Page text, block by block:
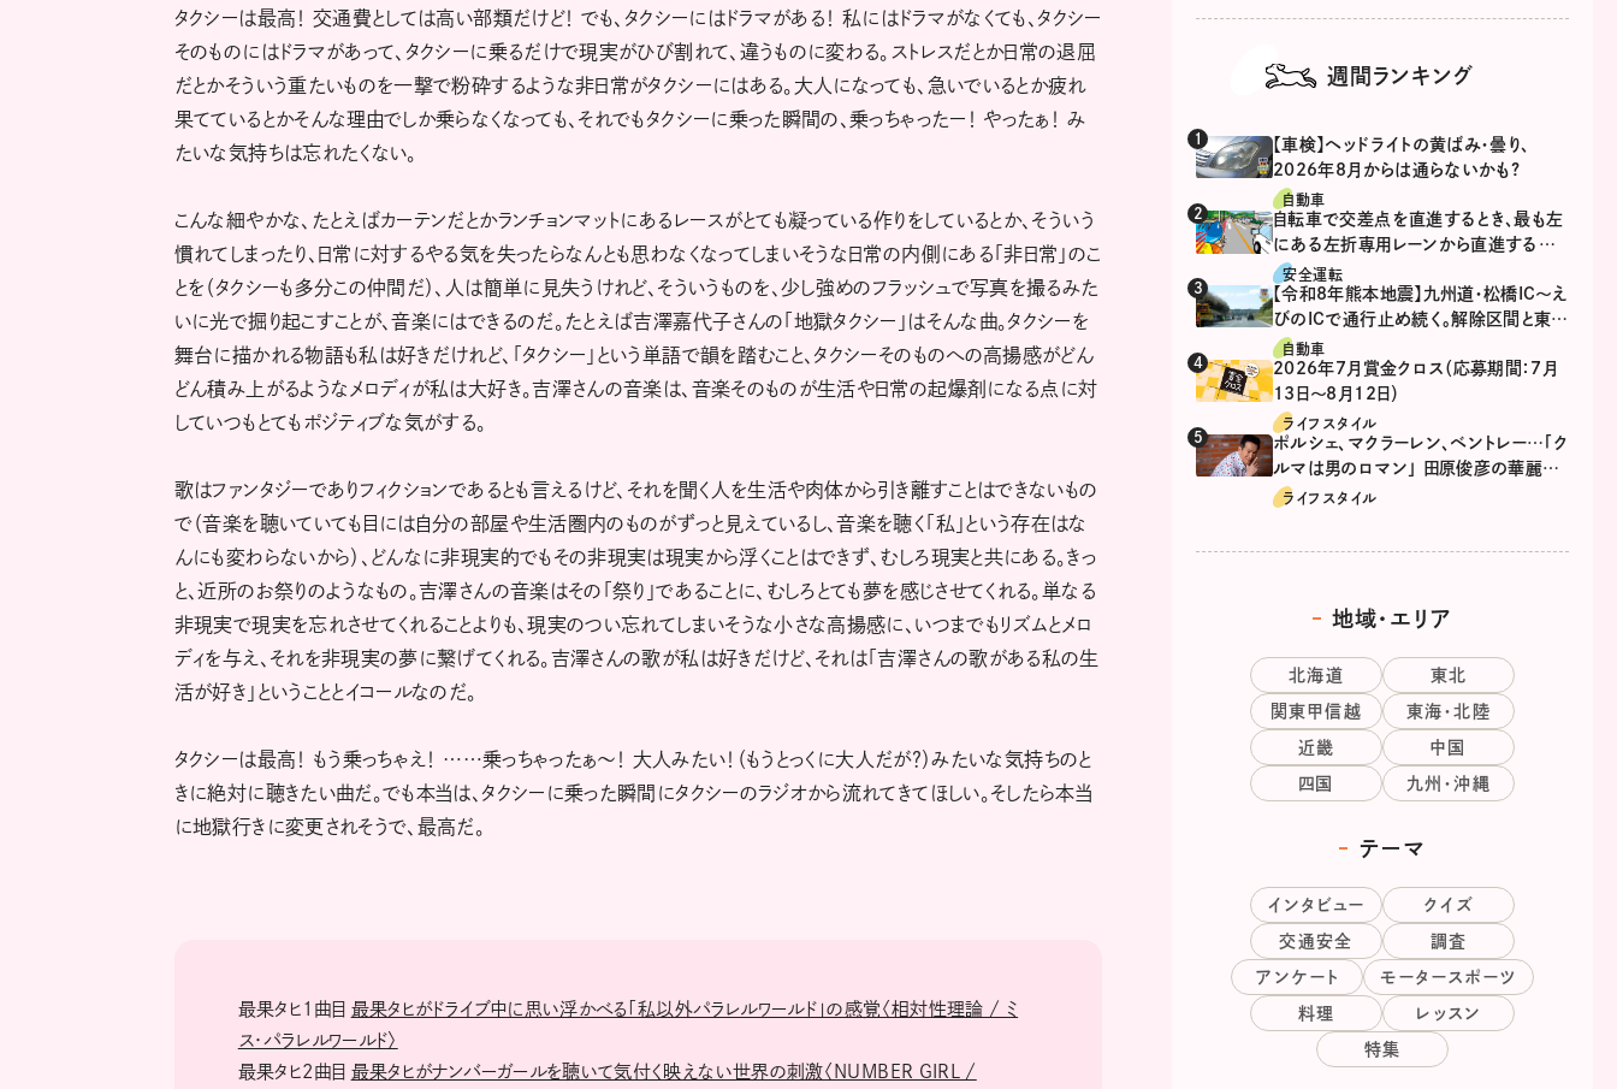
タクシーは最高！ 交通費としては高い部類だけど！ でも、タクシーにはドラマがある！ 私にはドラマがなくても、タクシー
そのものにはドラマがあって、タクシーに乗るだけで現実がひび割れて、違うものに変わる。ストレスだとか日常の退屈
だとかそういう重たいものを一撃で粉砕するような非日常がタクシーにはある。大人になっても、急いでいるとか疲れ
果てているとかそんな理由でしか乗らなくなっても、それでもタクシーに乗った瞬間の、乗っちゃったー！ やったぁ！ み
たいな気持ちは忘れたくない。
こんな細やかな、たとえばカーテンだとかランチョンマットにあるレースがとても凝っている作りをしているとか、そういう
慣れてしまったり、日常に対するやる気を失ったらなんとも思わなくなってしまいそうな日常の内側にある「非日常」のこ
とを（タクシーも多分この仲間だ）、人は簡単に見失うけれど、そういうものを、少し強めのフラッシュで写真を撮るみた
いに光で掘り起こすことが、音楽にはできるのだ。たとえば吉澤嘉代子さんの「地獄タクシー」はそんな曲。タクシーを
舞台に描かれる物語も私は好きだけれど、「タクシー」という単語で韻を踏むこと、タクシーそのものへの高揚感がどん
どん積み上がるようなメロディが私は大好き。吉澤さんの音楽は、音楽そのものが生活や日常の起爆剤になる点に対
していつもとてもポジティブな気がする。
歌はファンタジーでありフィクションであるとも言えるけど、それを聞く人を生活や肉体から引き離すことはできないもの
で（音楽を聴いていても目には自分の部屋や生活圏内のものがずっと見えているし、音楽を聴く「私」という存在はな
んにも変わらないから）、どんなに非現実的でもその非現実は現実から浮くことはできず、むしろ現実と共にある。きっ
と、近所のお祭りのようなもの。吉澤さんの音楽はその「祭り」であることに、むしろとても夢を感じさせてくれる。単なる
非現実で現実を忘れさせてくれることよりも、現実のつい忘れてしまいそうな小さな高揚感に、いつまでもリズムとメロ
ディを与え、それを非現実の夢に繋げてくれる。吉澤さんの歌が私は好きだけど、それは「吉澤さんの歌がある私の生
活が好き」ということとイコールなのだ。
タクシーは最高！ もう乗っちゃえ！ ……乗っちゃったぁ〜！ 大人みたい！（もうとっくに大人だが？）みたいな気持ちのと
きに絶対に聴きたい曲だ。でも本当は、タクシーに乗った瞬間にタクシーのラジオから流れてきてほしい。そしたら本当
に地獄行きに変更されそうで、最高だ。
最果タヒ1曲目 最果タヒがドライブ中に思い浮かべる「私以外パラレルワールド」の感覚〈相対性理論 / ミ
ス・パラレルワールド〉
最果タヒ2曲目 最果タヒがナンバーガールを聴いて気付く映えない世界の刺激〈NUMBER GIRL /
週間ランキング
【車検】ヘッドライトの黄ばみ・曇り、
2026年8月からは通らないかも?
自動車
自転車で交差点を直進するとき、最も左
にある左折専用レーンから直進するの
は、違反？
安全運転
【令和8年熊本地震】九州道・松橋IC～え
びのICで通行止め続く。解除区間と東九
州道の迂回ルート
自動車
2026年7月賞金クロス（応募期間：7月
13日～8月12日）
ライフスタイル
ポルシェ、マクラーレン、ベントレー…「ク
ルマは男のロマン」 田原俊彦の華麗な
る愛車遍歴
ライフスタイル
地域・エリア
北海道 東北
関東甲信越 東海・北陸
近畿 中国
四国 九州・沖縄
テーマ
インタビュー クイズ
交通安全 調査
アンケート モータースポーツ
料理 レッスン
特集